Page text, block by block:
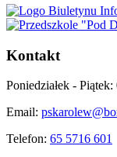
Kontakt
Poniedziałek - Piątek:
Email:
Telefon: 65 5716 601